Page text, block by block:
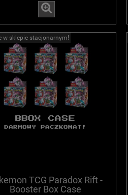
TCG Paradox Rift -
Booster Box Case
w sklepie stacjonarnym!